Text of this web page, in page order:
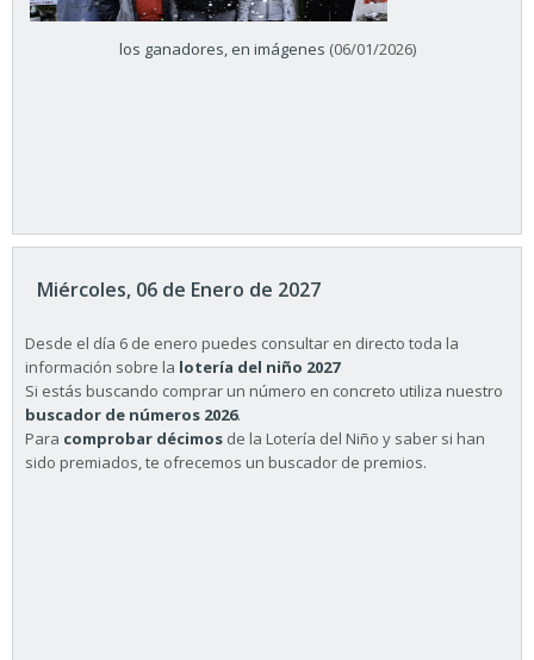
los ganadores, en imágenes (06/01/2026)
Miércoles, 06 de Enero de 2027
Desde el día 6 de enero puedes consultar en directo toda la
información sobre la lotería del niño 2027
Si estás buscando comprar un número en concreto utiliza nuestro
buscador de números 2026.
Para comprobar décimos de la Lotería del Niño y saber si han
sido premiados, te ofrecemos un buscador de premios.